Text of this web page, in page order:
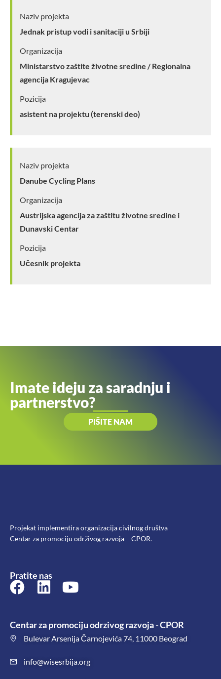
Naziv projekta
Jednak pristup vodi i sanitaciji u Srbiji
Organizacija
Ministarstvo zaštite životne sredine / Regionalna
agencija Kragujevac
Pozicija
asistent na projektu (terenski deo)
Naziv projekta
Danube Cycling Plans
Organizacija
Austrijska agencija za zaštitu životne sredine i
Dunavski Centar
Pozicija
Učesnik projekta
Imate ideju za saradnju i
partnerstvo?
PIŠITE NAM
Projekat implementira organizacija civilnog društva
Centar za promociju održivog razvoja – CPOR.
Pratite nas
Centar za promociju odrzivog razvoja - CPOR
Bulevar Arsenija Čarnojevića 74, 11000 Beograd
info@wisesrbija.org